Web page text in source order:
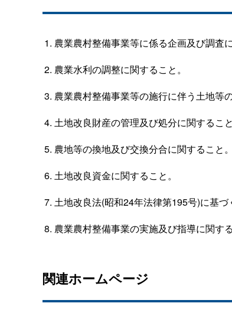
農業農村整備事業等に係る企画及び調査
農業水利の調整に関すること。
農業農村整備事業等の施行に伴う土地等
土地改良財産の管理及び処分に関するこ
農地等の換地及び交換分合に関すること。
土地改良資金に関すること。
土地改良法(昭和24年法律第195号)に基
農業農村整備事業の実施及び指導に関す
関連ホームページ